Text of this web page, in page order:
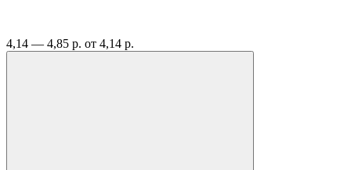
4,14 — 4,85 р. от 4,14 р.